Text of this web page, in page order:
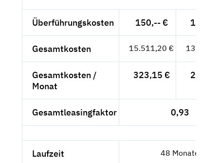
Überführungskosten 150,-- €
Gesamtkosten 15.511,20 €
Gesamtkosten /
Monat
323,15 €
Gesamtleasingfaktor 0,93
Laufzeit 48 Monate